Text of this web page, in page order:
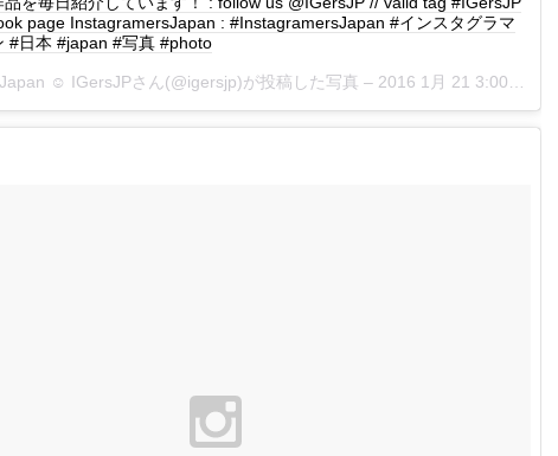
page InstagramersJapan : #InstagramersJapan #インスタグラマ
#日本 #japan #写真 #photo
☺︎ IGersJPさん(@igersjp)が投稿した写真 – 2016 1月 21 3:00午前 PST